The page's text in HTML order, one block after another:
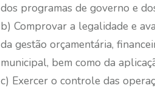
dos programas de governo e
b) Comprovar a legalidade e
da gestão orçamentária,
municipal, bem como da
c) Exercer o controle das